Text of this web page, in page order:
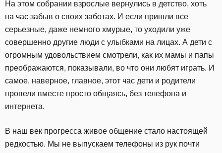
На этом собрании взрослые вернулись в детство, хоть
на час забыв о своих заботах. И если пришли все
серьезные, даже немного хмурые, то уходили уже
совершенно другие люди с улыбками на лицах. А дети с
огромным удовольствием смотрели, как их мамы и папы
преображаются, показывали, во что они любят играть. И
самое, наверное, главное, этот час дети и родители
провели вместе просто общаясь, без телефона и
интернета.
В наш век прогресса живое общение стало настоящей
редкостью. Мы не выпускаем телефоны из рук почти